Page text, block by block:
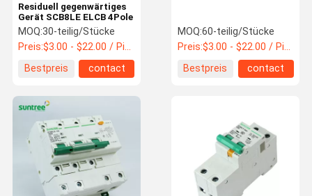
DC-Kombinatorkasten
Leistungsschalter-Einschließungs-Kasten
Schalter Wechselstroms MCB
WECHSELSTROM MCCB
Wechselstrom-Überspannungsableiter
RCBO Leistungsschalter
Sonnenkollektor-Schnüre
MOQ:60-teilig/Stücke
Preis:$3.00 - $22.00 / Piece
Bestpreis
contact
Residuell gegenwärtiges
Gerät SCB8LE ELCB 4Pole
MOQ:30-teilig/Stücke
Preis:$3.00 - $22.00 / Piece
Bestpreis
contact